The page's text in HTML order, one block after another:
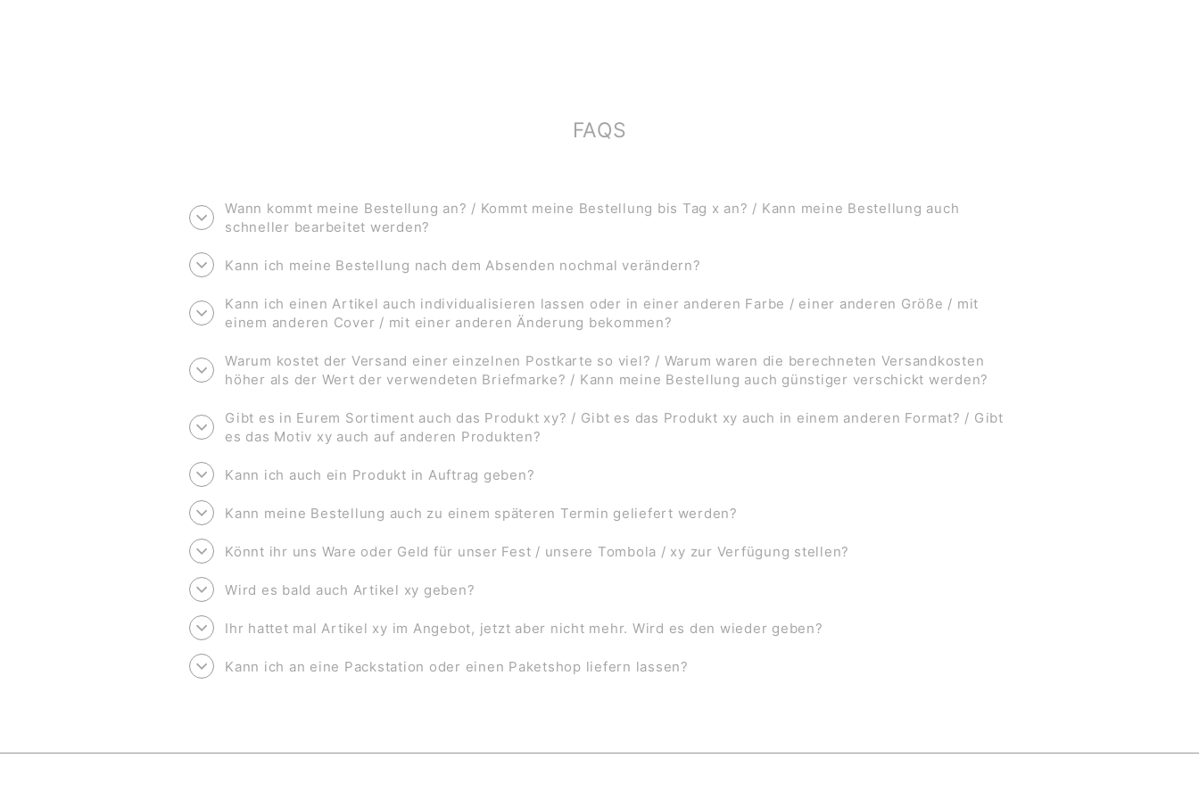
FAQS
Wann kommt meine Bestellung an? / Kommt meine Bestellung bis Tag x an? / Kann meine Bestellung auch
schneller bearbeitet werden?
Kann ich meine Bestellung nach dem Absenden nochmal verändern?
Kann ich einen Artikel auch individualisieren lassen oder in einer anderen Farbe / einer anderen Größe / mit
einem anderen Cover / mit einer anderen Änderung bekommen?
Warum kostet der Versand einer einzelnen Postkarte so viel? / Warum waren die berechneten Versandkosten
höher als der Wert der verwendeten Briefmarke? / Kann meine Bestellung auch günstiger verschickt werden?
Gibt es in Eurem Sortiment auch das Produkt xy? / Gibt es das Produkt xy auch in einem anderen Format? / Gibt
es das Motiv xy auch auf anderen Produkten?
Kann ich auch ein Produkt in Auftrag geben?
Kann meine Bestellung auch zu einem späteren Termin geliefert werden?
Könnt ihr uns Ware oder Geld für unser Fest / unsere Tombola / xy zur Verfügung stellen?
Wird es bald auch Artikel xy geben?
Ihr hattet mal Artikel xy im Angebot, jetzt aber nicht mehr. Wird es den wieder geben?
Kann ich an eine Packstation oder einen Paketshop liefern lassen?